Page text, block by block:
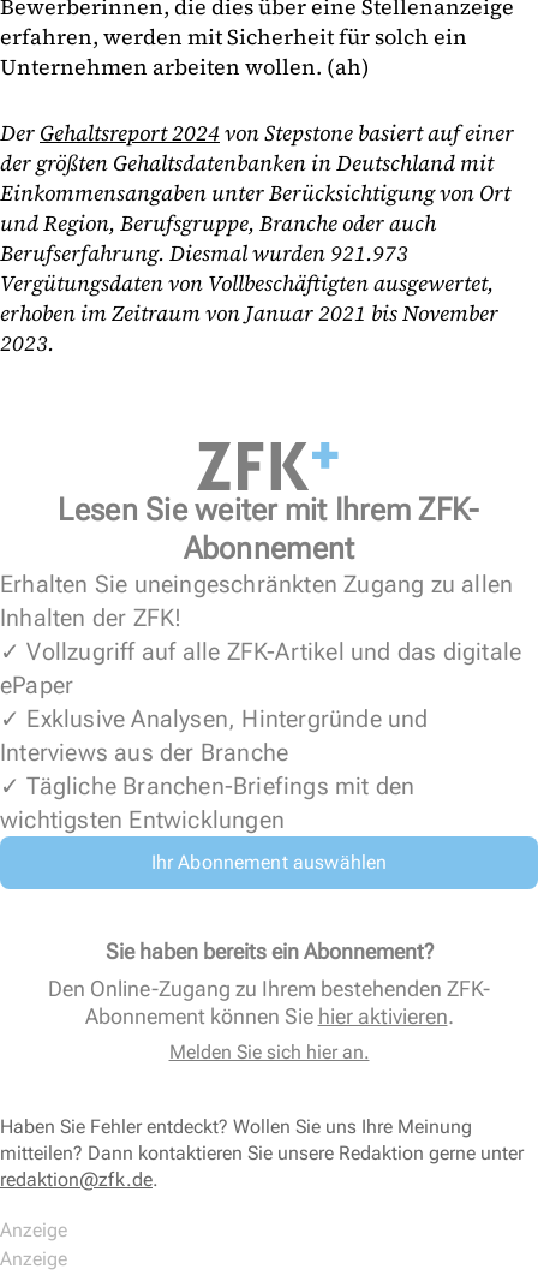
Bewerberinnen, die dies über eine Stellenanzeige
erfahren, werden mit Sicherheit für solch ein
Unternehmen arbeiten wollen. (ah)
Der Gehaltsreport 2024von Stepstone basiert auf einer
der größten Gehaltsdatenbanken in Deutschland mit
Einkommensangaben unter Berücksichtigung von Ort
und Region, Berufsgruppe, Branche oder auch
Berufserfahrung. Diesmal wurden 921.973
Vergütungsdaten von Vollbeschäftigten ausgewertet,
erhoben im Zeitraum von Januar 2021 bis November
2023.
Lesen Sie weiter mit Ihrem ZFK-
Abonnement
Erhalten Sie uneingeschränkten Zugang zu allen
Inhalten der ZFK!
✓ Vollzugriff auf alle ZFK-Artikel und das digitale
ePaper
✓ Exklusive Analysen, Hintergründe und
Interviews aus der Branche
✓ Tägliche Branchen-Briefings mit den
wichtigsten Entwicklungen
Ihr Abonnement auswählen
Sie haben bereits ein Abonnement?
Den Online-Zugang zu Ihrem bestehenden ZFK-
Abonnement können Sie hier aktivieren.
Melden Sie sich hier an.
Haben Sie Fehler entdeckt? Wollen Sie uns Ihre Meinung
mitteilen? Dann kontaktieren Sie unsere Redaktion gerne unter
redaktion@zfk.de.